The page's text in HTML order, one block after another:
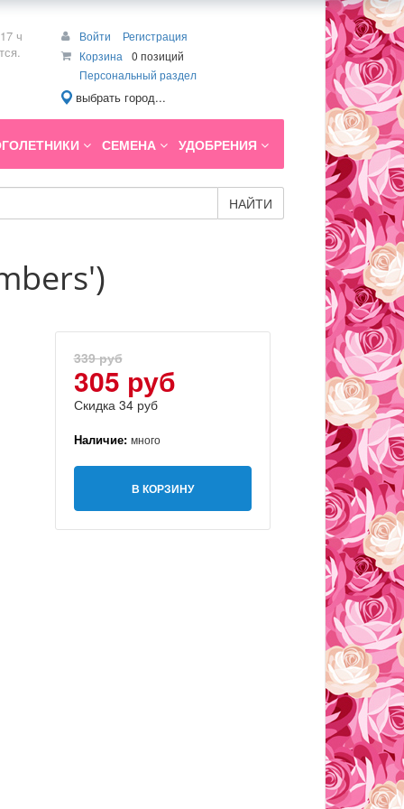
ч
Войти
Регистрация
Корзина
0 позиций
Персональный раздел
выбрать город...
СЕМЕНА УДОБРЕНИЯ
НАЙТИ
339 руб
305 руб
Скидка 34 руб
Наличие: много
В КОРЗИНУ